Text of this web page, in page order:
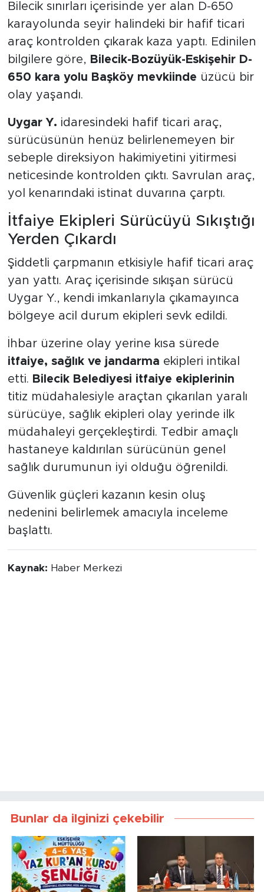
Bilecik sınırları içerisinde yer alan D-650
karayolunda seyir halindeki bir hafif ticari
araç kontrolden çıkarak kaza yaptı. Edinilen
bilgilere göre, Bilecik-Bozüyük-Eskişehir D-
650 kara yolu Başköy mevkiinde üzücü bir
olay yaşandı.
Uygar Y. idaresindeki hafif ticari araç,
sürücüsünün henüz belirlenemeyen bir
sebeple direksiyon hakimiyetini yitirmesi
neticesinde kontrolden çıktı. Savrulan araç,
yol kenarındaki istinat duvarına çarptı.
İtfaiye Ekipleri Sürücüyü Sıkıştığı
Yerden Çıkardı
Şiddetli çarpmanın etkisiyle hafif ticari araç
yan yattı. Araç içerisinde sıkışan sürücü
Uygar Y., kendi imkanlarıyla çıkamayınca
bölgeye acil durum ekipleri sevk edildi.
İhbar üzerine olay yerine kısa sürede
itfaiye, sağlık ve jandarma ekipleri intikal
etti. Bilecik Belediyesi itfaiye ekiplerinin
titiz müdahalesiyle araçtan çıkarılan yaralı
sürücüye, sağlık ekipleri olay yerinde ilk
müdahaleyi gerçekleştirdi. Tedbir amaçlı
hastaneye kaldırılan sürücünün genel
sağlık durumunun iyi olduğu öğrenildi.
Güvenlik güçleri kazanın kesin oluş
nedenini belirlemek amacıyla inceleme
başlattı.
Kaynak: Haber Merkezi
Bunlar da ilginizi çekebilir